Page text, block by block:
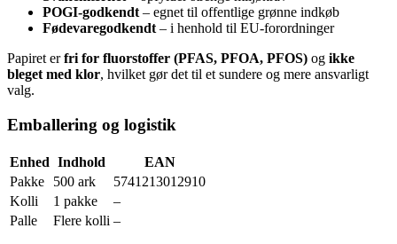
POGI-godkendt – egnet til offentlige grønne indkøb
Fødevaregodkendt – i henhold til EU-forordninger
Papiret erfri for fluorstoffer (PFAS, PFOA, PFOS) og ikke
bleget med klor, hvilket gør det til et sundere og mere ansvarligt
valg.
Emballering og logistik
Enhed Indhold
EAN
Pakke
500 ark
5741213012910
Kolli
1 pakke
–
Palle
Flere kolli –